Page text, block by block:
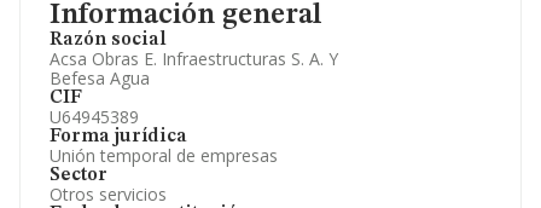
Información general
Razón social
Acsa Obras E. Infraestructuras S. A. Y
Befesa Agua
CIF
U64945389
Forma jurídica
Unión temporal de empresas
Sector
Otros servicios
Artículos de prensa publicados sobre la empresa.
Información oficial y registral complementaria.